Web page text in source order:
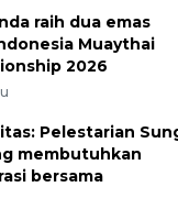
raih dua emas
Muaythai
2026
Pelestarian
membutuhkan
bersama